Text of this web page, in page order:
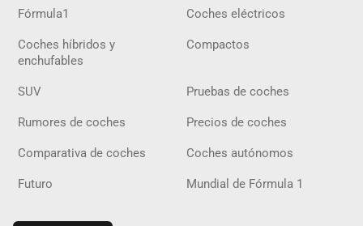
Fórmula1 Coches eléctricos
Coches híbridos y
enchufables
Compactos
SUV Pruebas de coches
Rumores de coches Precios de coches
Comparativa de coches Coches autónomos
Futuro Mundial de Fórmula 1